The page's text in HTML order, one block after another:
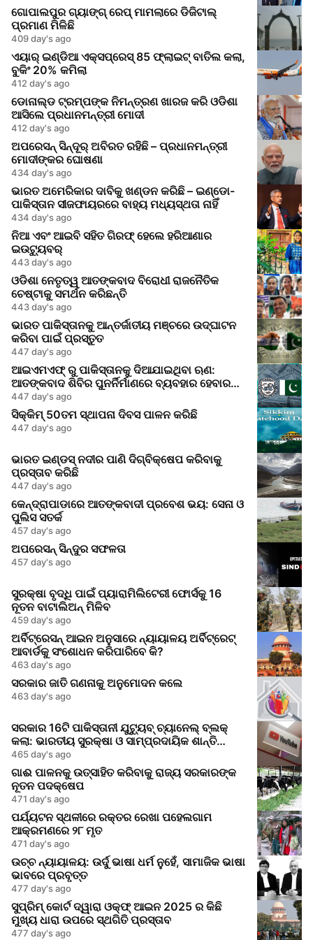
ଗୋପାଲପୁର ଗ୍ୟାଙ୍ଗ୍ ରେପ୍ ମାମଲାରେ ଡିଜିଟାଲ୍
ପ୍ରମାଣ ମିଳିଛି
409 day's ago
ଏୟାର୍ ଇଣ୍ଡିଆ ଏକ୍ସପ୍ରେସ୍ 85 ଫ୍ଲାଇଟ୍ ବାତିଲ କଲା,
ବୁକିଂ 20% କମିଲା
412 day's ago
ଡୋନାଲ୍ଡ ଟ୍ରମ୍ପଙ୍କ ନିମନ୍ତ୍ରଣ ଖାରଜ କରି ଓଡିଶା
ଆସିଲେ ପ୍ରଧାନମନ୍ତ୍ରୀ ମୋଦୀ
412 day's ago
ଅପରେସନ୍ ସିନ୍ଦୂର୍ ଅବିରତ ରହିଛି – ପ୍ରଧାନମନ୍ତ୍ରୀ
ମୋଦୀଙ୍କର ଘୋଷଣା
434 day's ago
ଭାରତ ଅମେରିକାର ଦାବିକୁ ଖଣ୍ଡନ କରିଛି – ଇଣ୍ଡୋ-
ପାକିସ୍ତାନ ସୀଜଫାୟରରେ ବାହ୍ୟ ମଧ୍ୟସ୍ଥତା ନାହିଁ
434 day's ago
ନିଆ ଏବଂ ଆଇବି ସହିତ ଗିରଫ୍ ହେଲେ ହରିଆଣାର
ଇଉଟ୍ୟୁବର୍
443 day's ago
ଓଡିଶା ନେତୃତ୍ୱ ଆତଙ୍କବାଦ ବିରୋଧୀ ରାଜନୈତିକ
ଚେଷ୍ଟାକୁ ସମର୍ଥନ କରିଛନ୍ତି
443 day's ago
ଭାରତ ପାକିସ୍ତାନକୁ ଆନ୍ତର୍ଜାତୀୟ ମଞ୍ଚରେ ଉଦ୍‌ଘାଟନ
କରିବା ପାଇଁ ପ୍ରସ୍ତୁତ
447 day's ago
ଆଇଏମଏଫ୍ ରୁ ପାକିସ୍ତାନକୁ ଦିଆଯାଇଥିବା ଋଣ:
ଆତଙ୍କବାଦ ଶିବିର ପୁନର୍ନିର୍ମାଣରେ ବ୍ୟବହାର ହେବାର
ଆଶଙ୍କା
447 day's ago
ସିକ୍କିମ୍ 50ତମ ସ୍ଥାପନା ଦିବସ ପାଳନ କରିଛି
447 day's ago
ଭାରତ ଇଣ୍ଡସ୍ ନଦୀର ପାଣି ଦିଗ୍ବିକ୍ଷେପ କରିବାକୁ
ପ୍ରସ୍ତାବ କରିଛି
447 day's ago
କେନ୍ଦ୍ରାପାଡାରେ ଆତଙ୍କବାଦୀ ପ୍ରବେଶ ଭୟ: ସେନା ଓ
ପୁଲିସ ସତର୍କ
457 day's ago
ଅପରେସନ୍ ସିନ୍ଦୁର ସଫଳତା
457 day's ago
ସୁରକ୍ଷା ବୃଦ୍ଧି ପାଇଁ ପ୍ୟାରାମିଲିଟେରୀ ଫୋର୍ସକୁ 16
ନୂତନ ବାଟାଲିଅନ୍ ମିଳିବ
459 day's ago
ଅର୍ବିଟ୍ରେସନ୍ ଆଇନ ଅନୁସାରେ ନ୍ୟାୟାଳୟ ଅର୍ବିଟ୍ରେଟ୍
ଆବାର୍ଡକୁ ସଂଶୋଧନ କରିପାରିବେ କି?
463 day's ago
ସରକାର ଜାତି ଗଣନାକୁ ଅନୁମୋଦନ କଲେ
463 day's ago
ସରକାର 16ଟି ପାକିସ୍ତାନୀ ଯୁଟ୍ୟୁବ୍ ଚ୍ୟାନେଲ୍ ବ୍ଲକ୍
କଲା: ଭାରତୀୟ ସୁରକ୍ଷା ଓ ସାମ୍ପ୍ରଦାୟିକ ଶାନ୍ତି
ଉପରେ ଭ୍ରମ ତଥ୍ୟ ପ୍ରଚାର
465 day's ago
ଗାଈ ପାଳନକୁ ଉତ୍ସାହିତ କରିବାକୁ ରାଜ୍ୟ ସରକାରଙ୍କ
ନୂତନ ପଦକ୍ଷେପ
471 day's ago
ପର୍ଯ୍ୟଟନ ସ୍ଥଳୀରେ ରକ୍ତର ରେଖା ପହେଲଗାମ
ଆକ୍ରମଣରେ ୨୮ ମୃତ
471 day's ago
ଉଚ୍ଚ ନ୍ୟାୟାଳୟ: ଉର୍ଦୁ ଭାଷା ଧର୍ମ ନୁହେଁ, ସାମାଜିକ ଭାଷା
ଭାବରେ ପ୍ରବୃତ୍ତ
477 day's ago
ସୁପ୍ରିମ୍ କୋର୍ଟ ଦ୍ୱାରା ଓକ୍‌ଫ୍ ଆଇନ 2025 ର କିଛି
ମୁଖ୍ୟ ଧାରା ଉପରେ ସ୍ଥଗିତି ପ୍ରସ୍ତାବ
477 day's ago